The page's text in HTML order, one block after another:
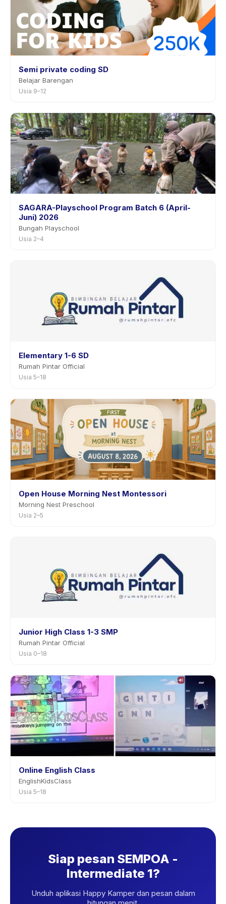
Semi private coding SD
Belajar Barengan
Usia 9–12
SAGARA-Playschool Program Batch 6 (April-
Juni) 2026
Bungah Playschool
Usia 2–4
Elementary 1-6 SD
Rumah Pintar Official
Usia 5–18
Open House Morning Nest Montessori
Morning Nest Preschool
Usia 2–5
Junior High Class 1-3 SMP
Rumah Pintar Official
Usia 0–18
Online English Class
EnglishKidsClass
Usia 5–18
Siap pesan SEMPOA -
Intermediate 1?
Unduh aplikasi Happy Kamper dan pesan dalam